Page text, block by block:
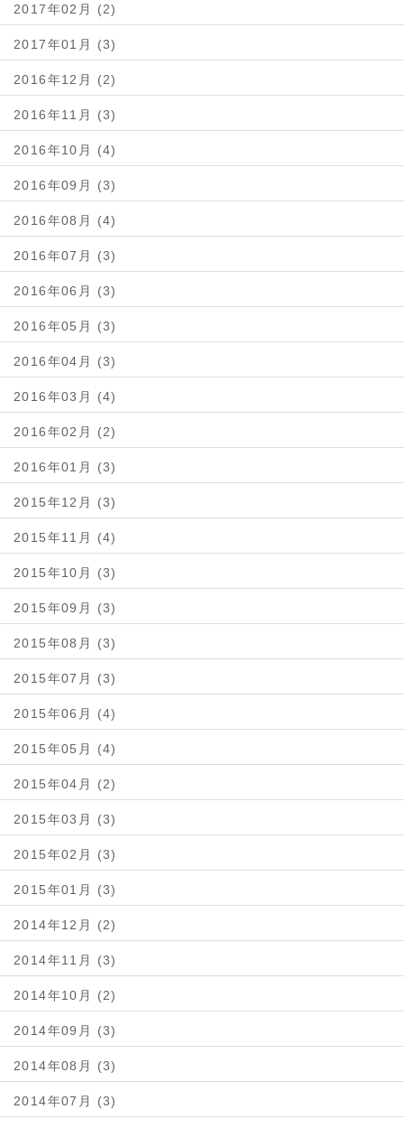
2017年02月 (2)
2017年01月 (3)
2016年12月 (2)
2016年11月 (3)
2016年10月 (4)
2016年09月 (3)
2016年08月 (4)
2016年07月 (3)
2016年06月 (3)
2016年05月 (3)
2016年04月 (3)
2016年03月 (4)
2016年02月 (2)
2016年01月 (3)
2015年12月 (3)
2015年11月 (4)
2015年10月 (3)
2015年09月 (3)
2015年08月 (3)
2015年07月 (3)
2015年06月 (4)
2015年05月 (4)
2015年04月 (2)
2015年03月 (3)
2015年02月 (3)
2015年01月 (3)
2014年12月 (2)
2014年11月 (3)
2014年10月 (2)
2014年09月 (3)
2014年08月 (3)
2014年07月 (3)